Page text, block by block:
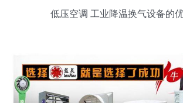
低压空调 工业降温换气设备的